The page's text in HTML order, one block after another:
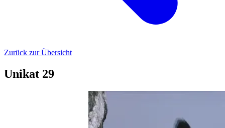
Zurück zur Übersicht
Unikat 29